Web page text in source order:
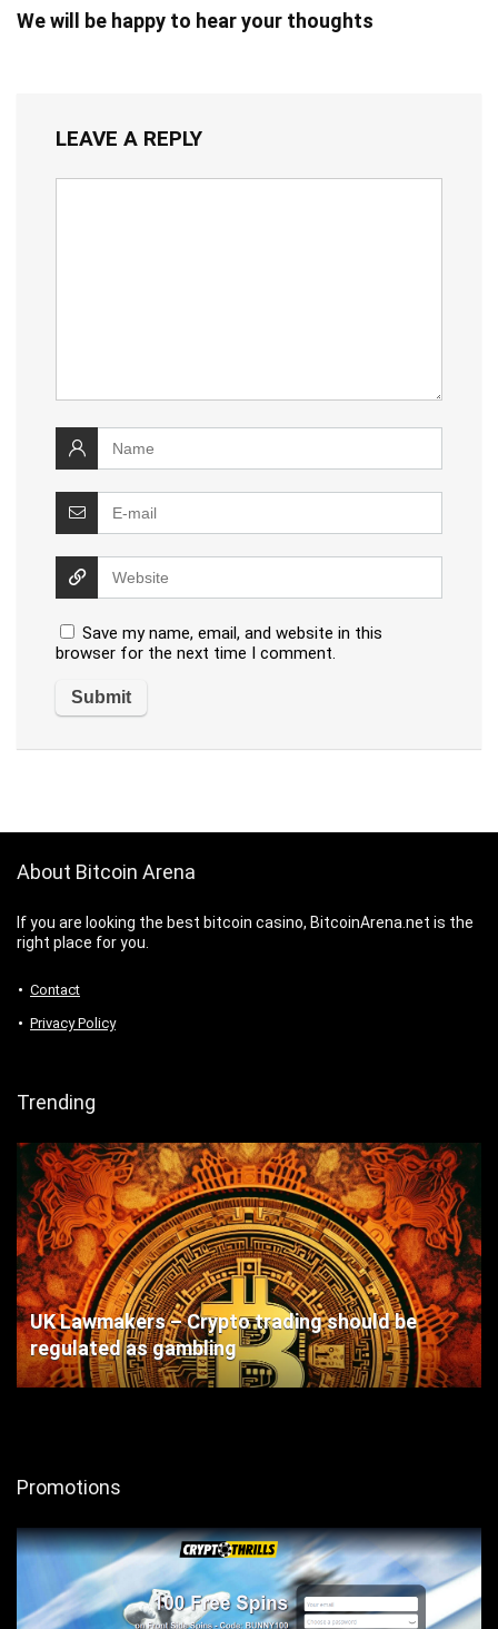
We will be happy to hear your thoughts
LEAVE A REPLY
Save my name, email, and website in this
browser for the next time I comment.
About Bitcoin Arena
If you are looking the best bitcoin casino, BitcoinArena.net is the
right place for you.
Contact
Privacy Policy
Trending
UK Lawmakers – Crypto trading should be
regulated as gambling
Promotions